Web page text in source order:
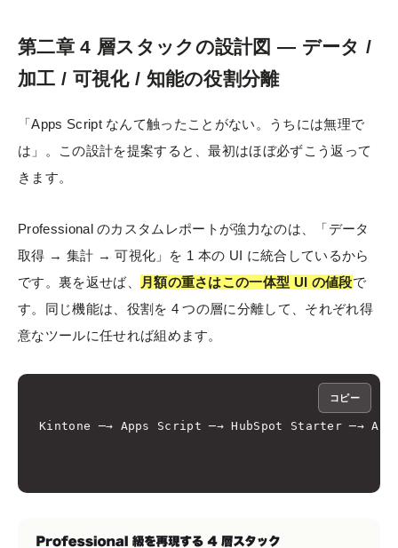
第二章 4 層スタックの設計図 — データ /
加工 / 可視化 / 知能の役割分離
「Apps Script なんて触ったことがない。うちには無理で
は」。この設計を提案すると、最初はほぼ必ずこう返って
きます。
Professional のカスタムレポートが強力なのは、「データ
取得 → 集計 → 可視化」を 1 本の UI に統合しているから
です。裏を返せば、
月額の重さはこの一体型 UI の値段で
す。同じ機能は、役割を 4 つの層に分離して、それぞれ得
意なツールに任せれば組めます。
Kintone ─→ Apps Script ─→ HubSpot Starter ─→
コピー